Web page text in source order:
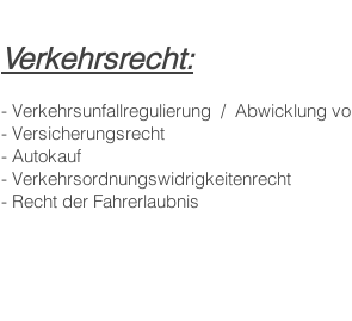
Verkehrsrecht:
- Verkehrsunfallregulierung / Abwicklung
-
-
-
- Recht der